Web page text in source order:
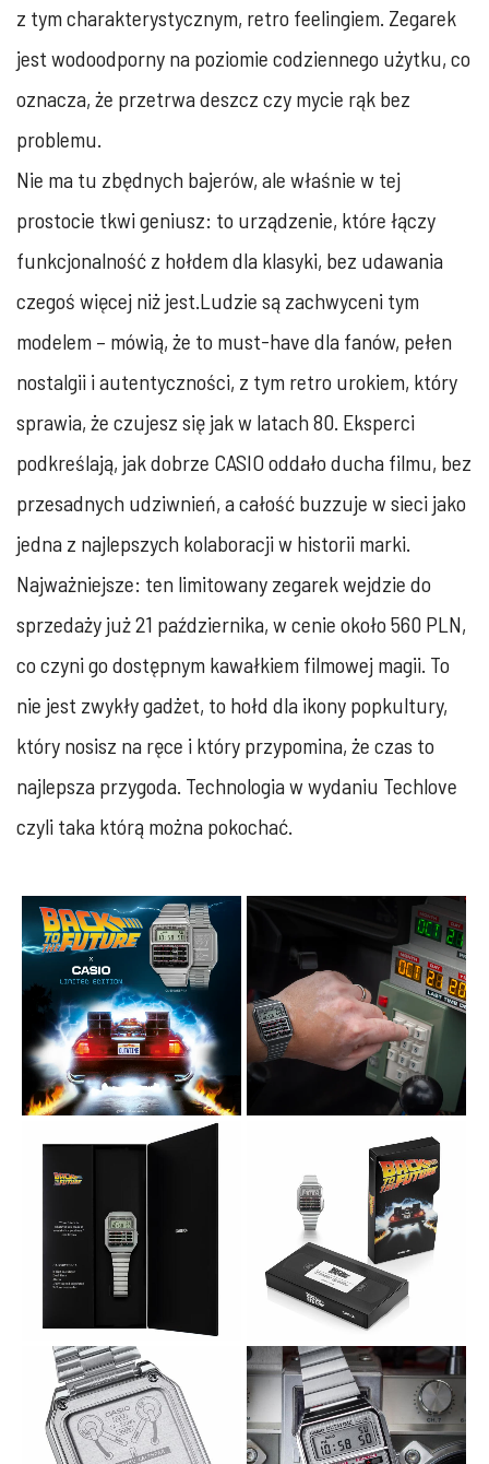
z tym charakterystycznym, retro feelingiem. Zegarek
jest wodoodporny na poziomie codziennego użytku, co
oznacza, że przetrwa deszcz czy mycie rąk bez
problemu.
Nie ma tu zbędnych bajerów, ale właśnie w tej
prostocie tkwi geniusz: to urządzenie, które łączy
funkcjonalność z hołdem dla klasyki, bez udawania
czegoś więcej niż jest.Ludzie są zachwyceni tym
modelem – mówią, że to must-have dla fanów, pełen
nostalgii i autentyczności, z tym retro urokiem, który
sprawia, że czujesz się jak w latach 80. Eksperci
podkreślają, jak dobrze CASIO oddało ducha filmu, bez
przesadnych udziwnień, a całość buzzuje w sieci jako
jedna z najlepszych kolaboracji w historii marki.
Najważniejsze: ten limitowany zegarek wejdzie do
sprzedaży już 21 października, w cenie około 560 PLN,
co czyni go dostępnym kawałkiem filmowej magii. To
nie jest zwykły gadżet, to hołd dla ikony popkultury,
który nosisz na ręce i który przypomina, że czas to
najlepsza przygoda. Technologia w wydaniu Techlove
czyli taka którą można pokochać.